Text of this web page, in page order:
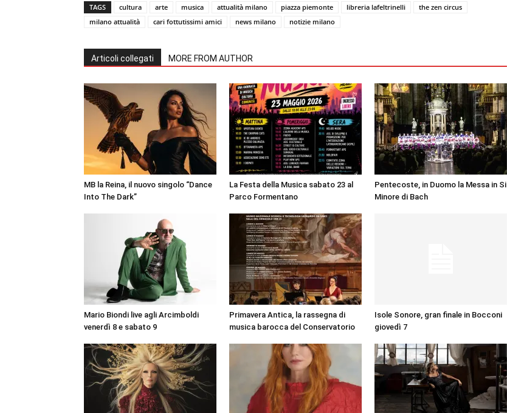
TAGS cultura arte musica attualità milano piazza piemonte libreria lafeltrinelli
the zen circus
milano attualità
cari fottutissimi amici news milano notizie milano
Articoli collegati MORE FROM AUTHOR
MB la Reina, il nuovo singolo “Dance
Into The Dark”
La Festa della Musica sabato 23 al
Parco Formentano
Pentecoste, in Duomo la Messa in Si
Minore di Bach
Mario Biondi live agli Arcimboldi
venerdì 8 e sabato 9
Primavera Antica, la rassegna di
musica barocca del Conservatorio
Isole Sonore, gran finale in Bocconi
giovedì 7